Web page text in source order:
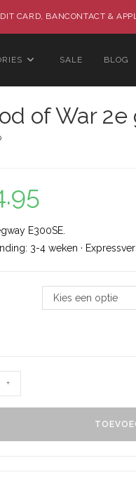
CARD, BANCONTACT &
SALE BLOG
of War
E300SE.
3-4 weken ·
Kies een optie
+